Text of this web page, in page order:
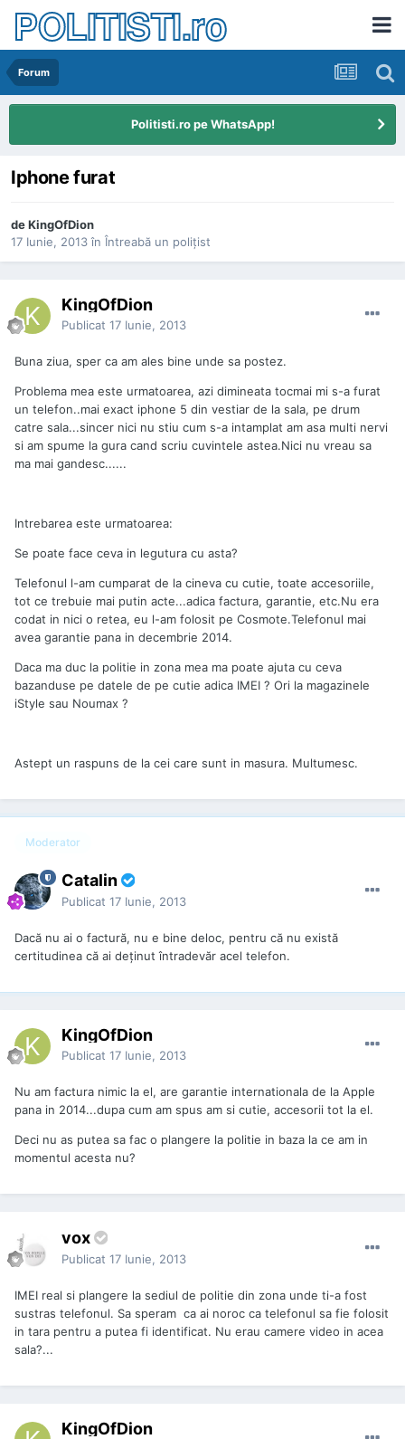
POLITISTI.ro
Forum
Politisti.ro pe WhatsApp!
Iphone furat
deKingOfDion
17 Iunie, 2013 în Întreabă un poliţist
KingOfDion
Publicat 17 Iunie, 2013
Buna ziua, sper ca am ales bine unde sa postez.
Problema mea este urmatoarea, azi dimineata tocmai mi s-a furat
un telefon..mai exact iphone 5 din vestiar de la sala, pe drum
catre sala...sincer nici nu stiu cum s-a intamplat am asa multi nervi
si am spume la gura cand scriu cuvintele astea.Nici nu vreau sa
ma mai gandesc......
Intrebarea este urmatoarea:
Se poate face ceva in legutura cu asta?
Telefonul l-am cumparat de la cineva cu cutie, toate accesoriile,
tot ce trebuie mai putin acte...adica factura, garantie, etc.Nu era
codat in nici o retea, eu l-am folosit pe Cosmote.Telefonul mai
avea garantie pana in decembrie 2014.
Daca ma duc la politie in zona mea ma poate ajuta cu ceva
bazanduse pe datele de pe cutie adica IMEI ? Ori la magazinele
iStyle sau Noumax ?
Astept un raspuns de la cei care sunt in masura. Multumesc.
Moderator
Catalin
Publicat 17 Iunie, 2013
Dacă nu ai o factură, nu e bine deloc, pentru că nu există
certitudinea că ai deţinut întradevăr acel telefon.
KingOfDion
Publicat 17 Iunie, 2013
Nu am factura nimic la el, are garantie internationala de la Apple
pana in 2014...dupa cum am spus am si cutie, accesorii tot la el.
Deci nu as putea sa fac o plangere la politie in baza la ce am in
momentul acesta nu?
vox
Publicat 17 Iunie, 2013
IMEI real si plangere la sediul de politie din zona unde ti-a fost
sustras telefonul. Sa speram ca ai noroc ca telefonul sa fie folosit
in tara pentru a putea fi identificat. Nu erau camere video in acea
sala?...
KingOfDion